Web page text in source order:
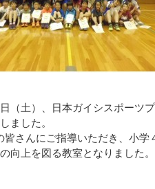
（土）、日本ガイシスポーツ
ました。
皆さんにご指導いただき、小
向上を図る教室となりました。